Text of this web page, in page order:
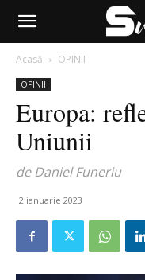
Acasă OPINII
OPINII
Europa:
Uniunii
de Daniel Funeriu
2 ianuarie 2023